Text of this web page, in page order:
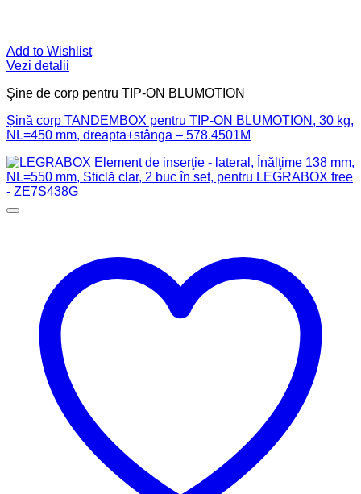
Add to Wishlist
Vezi detalii
Şine de corp pentru TIP-ON BLUMOTION
Șină corp TANDEMBOX pentru TIP-ON BLUMOTION, 30 kg,
NL=450 mm, dreapta+stânga – 578.4501M